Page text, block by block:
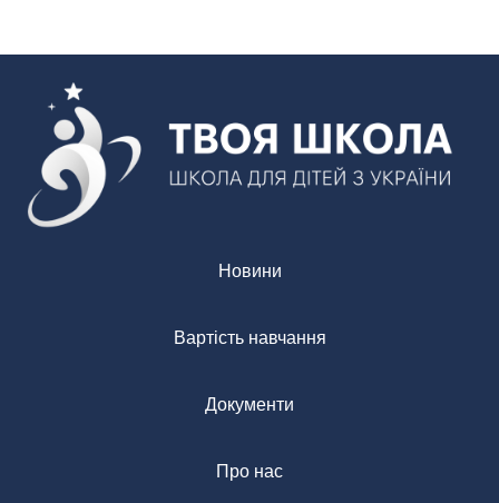
Новини
Вартість навчання
Документи
Про нас